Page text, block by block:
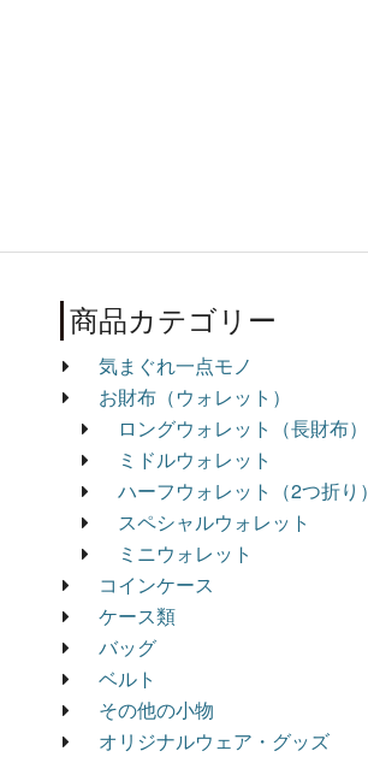
商品カテゴリー
気まぐれ一点モノ
お財布（ウォレット）
ロングウォレット（長財布）
ミドルウォレット
ハーフウォレット（2つ折り）
スペシャルウォレット
ミニウォレット
コインケース
ケース類
バッグ
ベルト
その他の小物
オリジナルウェア・グッズ